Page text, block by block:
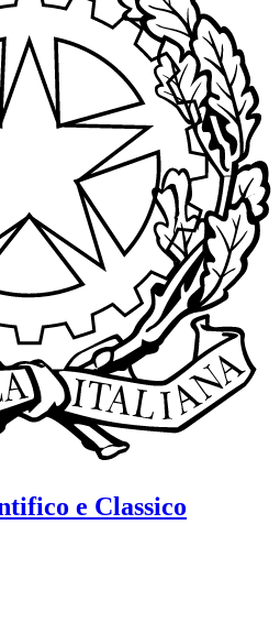
e Classico